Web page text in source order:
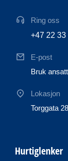
Ring oss
+47 22 33
E-post
Bruk
Lokasjon
Torggata
Hurtiglenker